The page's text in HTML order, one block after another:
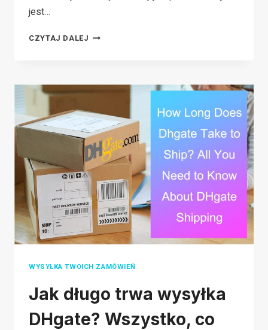
jest…
CZYTAJ DALEJ DOES
ON
OR
SATURDAY
IN
2026?
WYSYŁKA TWOICH ZAMÓWIEŃ
Jak długo trwa wysyłka
DHgate? Wszystko, co